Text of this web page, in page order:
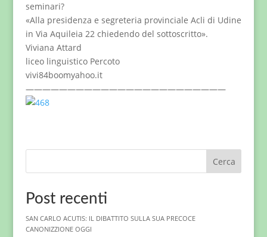
seminari?
«Alla presidenza e segreteria provinciale Acli di Udine
in Via Aquileia 22 chiedendo del sottoscritto».
Viviana Attard
liceo linguistico Percoto
vivi84boomyahoo.it
————————————————————————
Cerca
Post recenti
SAN CARLO ACUTIS: IL DIBATTITO SULLA SUA PRECOCE
CANONIZZIONE OGGI